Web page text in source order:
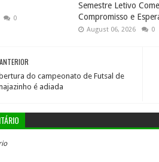
0
Semestre Letivo
Compromisso e
August 06, 2026 0
ANTERIOR
do campeonato de Futsal de
é adiada